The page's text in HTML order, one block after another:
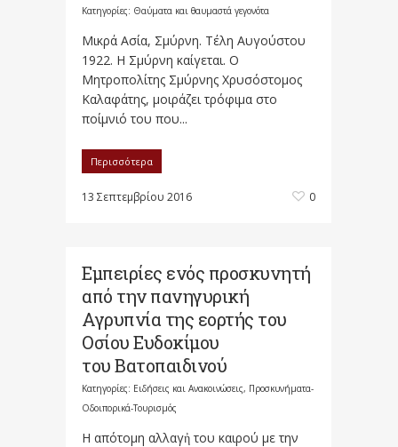
Κατηγορίες: Θαύματα και θαυμαστά γεγονότα
Μικρά Ασία, Σμύρνη. Τέλη Αυγούστου
1922. Η Σμύρνη καίγεται. Ο
Μητροπολίτης Σμύρνης Χρυσόστομος
Καλαφάτης, μοιράζει τρόφιμα στο
ποίμνιό του που...
Περισσότερα
13 Σεπτεμβρίου 2016 0
Εμπειρίες ενός προσκυνητή
από την πανηγυρική
Αγρυπνία της εορτής του
Οσίου Ευδοκίμου
του Βατοπαιδινού
Κατηγορίες: Ειδήσεις και Ανακοινώσεις, Προσκυνήματα-
Οδοιπορικά-Τουρισμός
Η απότομη αλλαγἠ του καιρού με την